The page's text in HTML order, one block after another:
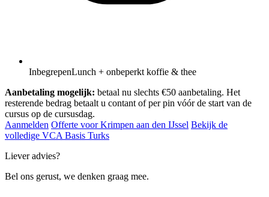
InbegrepenLunch + onbeperkt koffie & thee
Aanbetaling mogelijk: betaal nu slechts €50 aanbetaling. Het
resterende bedrag betaalt u contant of per pin vóór de start van de
cursus op de cursusdag.
Aanmelden Offerte voor Krimpen aan den IJssel Bekijk de
volledige VCA Basis Turks
Liever advies?
Bel ons gerust, we denken graag mee.